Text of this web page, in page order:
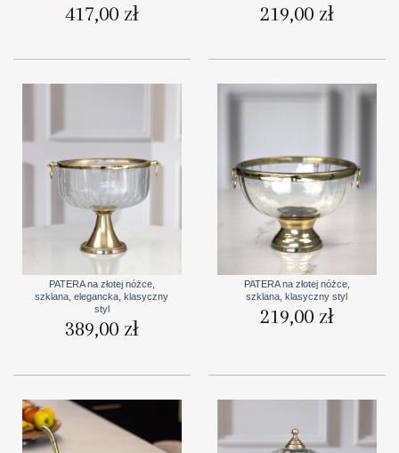
417,00 zł 219,00 zł
PATERA na złotej nóżce,
szklana, elegancka, klasyczny
styl
389,00 zł
PATERA na złotej nóżce,
szklana, klasyczny styl
219,00 zł